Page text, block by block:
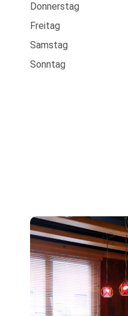
Donnerstag
Freitag
Samstag
Sonntag